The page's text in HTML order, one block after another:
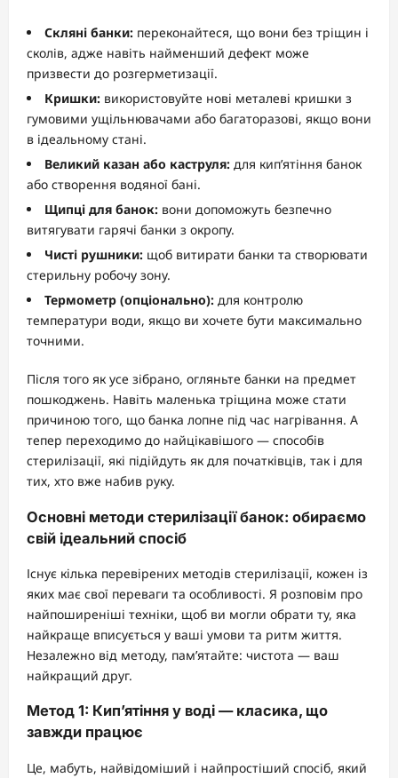
Скляні банки: переконайтеся, що вони без тріщин і
сколів, адже навіть найменший дефект може
призвести до розгерметизації.
Кришки: використовуйте нові металеві кришки з
гумовими ущільнювачами або багаторазові, якщо вони
в ідеальному стані.
Великий казан або каструля: для кип’ятіння банок
або створення водяної бані.
Щипці для банок: вони допоможуть безпечно
витягувати гарячі банки з окропу.
Чисті рушники: щоб витирати банки та створювати
стерильну робочу зону.
Термометр (опціонально): для контролю
температури води, якщо ви хочете бути максимально
точними.
Після того як усе зібрано, огляньте банки на предмет
пошкоджень. Навіть маленька тріщина може стати
причиною того, що банка лопне під час нагрівання. А
тепер переходимо до найцікавішого — способів
стерилізації, які підійдуть як для початківців, так і для
тих, хто вже набив руку.
Основні методи стерилізації банок: обираємо
свій ідеальний спосіб
Існує кілька перевірених методів стерилізації, кожен із
яких має свої переваги та особливості. Я розповім про
найпоширеніші техніки, щоб ви могли обрати ту, яка
найкраще вписується у ваші умови та ритм життя.
Незалежно від методу, пам’ятайте: чистота — ваш
найкращий друг.
Метод 1: Кип’ятіння у воді — класика, що
завжди працює
Це, мабуть, найвідоміший і найпростіший спосіб, який